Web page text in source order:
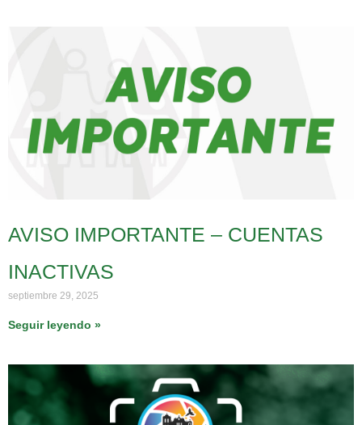
AVISO IMPORTANTE – CUENTAS
INACTIVAS
septiembre 29, 2025
Seguir leyendo »